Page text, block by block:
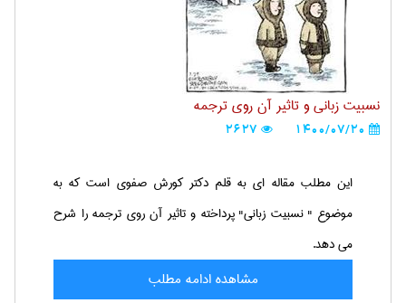
نسبیت زبانی و تاثیر آن روی ترجمه
1400/07/20
2627
این مطلب مقاله ای به قلم دکتر کورش صفوی است که به
موضوع " نسبیت زبانی" پرداخته و تاثیر آن روی ترجمه را شرح
می دهد.
مشاهده ادامه مطلب